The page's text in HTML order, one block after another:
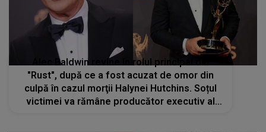
Alec Baldwin revine în rolul principal din
"Rust", după ce a fost acuzat de omor din
culpă în cazul morţii Halynei Hutchins. Soțul
victimei va rămâne producător executiv al